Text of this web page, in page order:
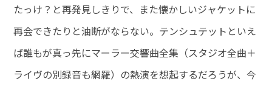
たっけ？と再発見しきりで、また懐かしいジャケットに
再会できたりと油断がならない。テンシュテットといえ
ば誰もが真っ先にマーラー交響曲全集（スタジオ全曲＋
ライヴの別録音も網羅）の熱演を想起するだろうが、今